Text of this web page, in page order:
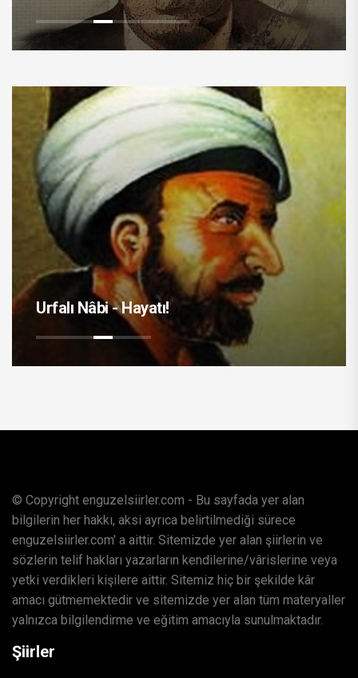
Urfalı Nâbi - Hayatı!
© Copyright enguzelsiirler.com - Bu sayfada yer alan
bilgilerin her hakkı, aksi ayrıca belirtilmediği sürece
enguzelsiirler.com' a aittir. Sitemizde yer alan şiirlerin ve
sözlerin telif hakları yazarların kendilerine/vârislerine veya
yetki verdikleri kişilere aittir. Sitemiz hiç bir şekilde kâr
amacı gütmemektedir ve sitemizde yer alan tüm materyaller
yalnızca bilgilendirme ve eğitim amacıyla sunulmaktadır.
Şiirler